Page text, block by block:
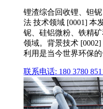
锂渣综合回收锂、钽
法 技术领域 [0001] 本
铌、硅铝微粉、铁精
领域。背景技术
利用是当今世界环保
联系电话: 180 3780